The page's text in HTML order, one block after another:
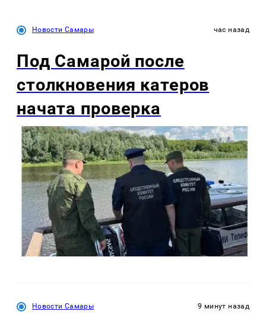
Новости Самары час назад
Под Самарой после
столкновения катеров
начата проверка
Новости Самары 9 минут назад